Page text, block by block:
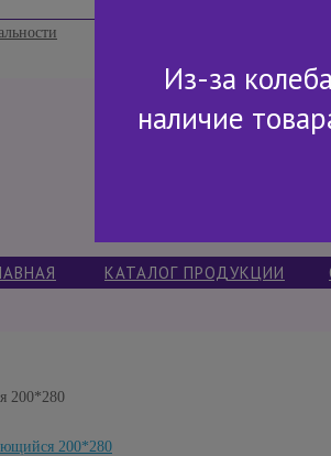
+7
КАТАЛОГ ПРОДУКЦИИ
200*280
Из-за
наличие